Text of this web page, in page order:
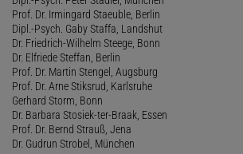
Prof. Dr. Irmingard Staeuble, Berlin
Dipl.-Psych. Gaby Staffa, Landshut
Dr. Friedrich-Wilhelm Steege, Bonn
Dr. Elfriede Steffan, Berlin
Prof. Dr. Martin Stengel, Augsburg
Prof. Dr. Arne Stiksrud, Karlsruhe
Gerhard Storm, Bonn
Dr. Barbara Stosiek-ter-Braak, Essen
Prof. Dr. Bernd Strauß, Jena
Dr. Gudrun Strobel, München